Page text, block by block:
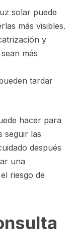
solar puede
más visibles.
y
más
tardar
hacer para
seguir las
después
una
riesgo de